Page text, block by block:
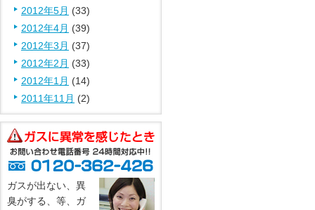
2012年5月 (33)
2012年4月 (39)
2012年3月 (37)
2012年2月 (33)
2012年1月 (14)
2011年11月 (2)
ガスが出ない、異
臭がする、等、ガ